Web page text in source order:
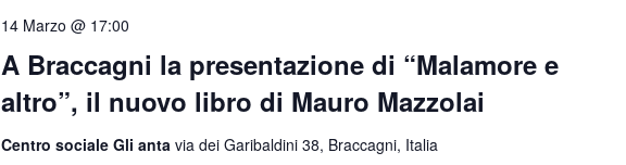
z
o
n
l
A Braccagni la presentazione di “Malamore e
altro”, il nuovo libro di Mauro Mazzolai
14 Marzo @ 17:00
Centro sociale Gli antavia dei Garibaldini 38, Braccagni, Italia